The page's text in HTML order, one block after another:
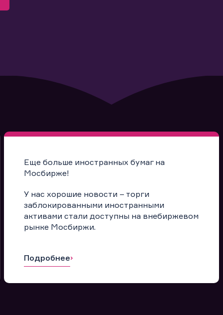
Еще больше иностранных бумаг на
Мосбирже!
У нас хорошие новости – торги
заблокированными иностранными
активами стали доступны на внебиржевом
рынке Мосбиржи.
Подробнее